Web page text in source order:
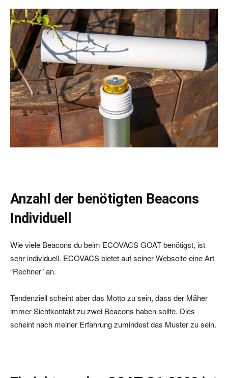
Anzahl der benötigten Beacons
Individuell
Wie viele Beacons du beim ECOVACS GOAT benötigst, ist
sehr individuell. ECOVACS bietet auf seiner Webseite eine Art
“Rechner” an.
Tendenziell scheint aber das Motto zu sein, dass der Mäher
immer Sichtkontakt zu zwei Beacons haben sollte. Dies
scheint nach meiner Erfahrung zumindest das Muster zu sein.